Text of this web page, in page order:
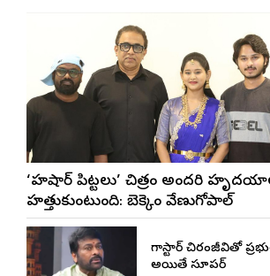
‘హుషార్‌ పిట్టలు’ చిత్రం అందరి
హత్తుకుంటుంది: బెక్కెం వేణుగోపాల్‌
మెగాస్టార్ చిరంజీవితో
అయితే సూపర్